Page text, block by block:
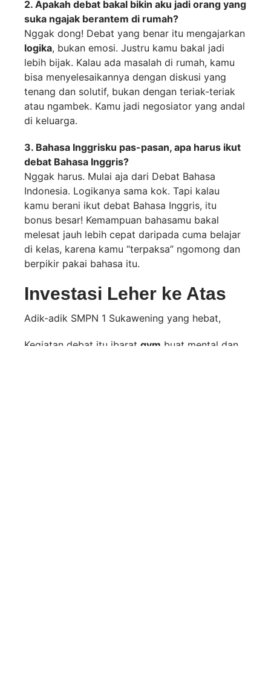
2. Apakah debat bakal bikin aku jadi orang yang
suka ngajak berantem di rumah?
Nggak dong! Debat yang benar itu mengajarkan
logika, bukan emosi. Justru kamu bakal jadi
lebih bijak. Kalau ada masalah di rumah, kamu
bisa menyelesaikannya dengan diskusi yang
tenang dan solutif, bukan dengan teriak-teriak
atau ngambek. Kamu jadi negosiator yang andal
di keluarga.
3. Bahasa Inggrisku pas-pasan, apa harus ikut
debat Bahasa Inggris?
Nggak harus. Mulai aja dari Debat Bahasa
Indonesia. Logikanya sama kok. Tapi kalau
kamu berani ikut debat Bahasa Inggris, itu
bonus besar! Kemampuan bahasamu bakal
melesat jauh lebih cepat daripada cuma belajar
di kelas, karena kamu “terpaksa” ngomong dan
berpikir pakai bahasa itu.
Investasi Leher ke Atas
Adik-adik SMPN 1 Sukawening yang hebat,
Kegiatan debat itu ibarat gym buat mental dan